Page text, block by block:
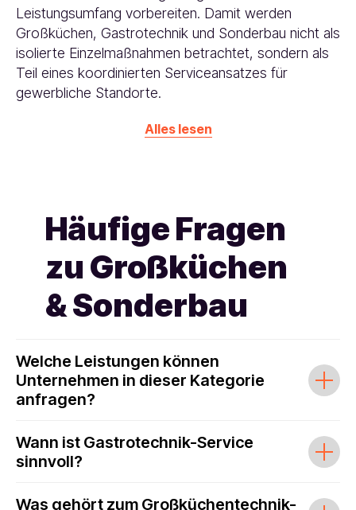
Leistungsumfang vorbereiten. Damit werden
Großküchen, Gastrotechnik und Sonderbau nicht als
isolierte Einzelmaßnahmen betrachtet, sondern als
Teil eines koordinierten Serviceansatzes für
gewerbliche Standorte.
Alles lesen
Häufige Fragen
zu Großküchen
& Sonderbau
Welche Leistungen können
Unternehmen in dieser Kategorie
anfragen?
Wann ist Gastrotechnik-Service
sinnvoll?
Was gehört zum Großküchentechnik-